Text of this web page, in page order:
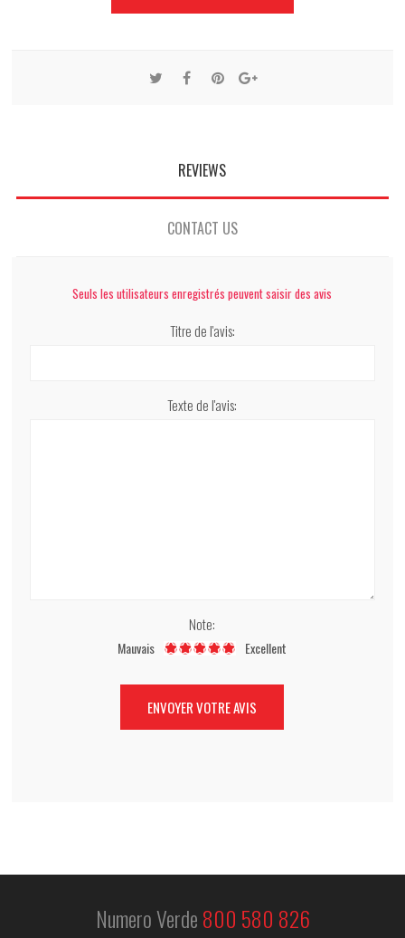
REVIEWS
CONTACT US
Seuls les utilisateurs enregistrés peuvent saisir des avis
Titre de l'avis:
Texte de l'avis:
Note:
Mauvais Excellent
Numero Verde800 580 826